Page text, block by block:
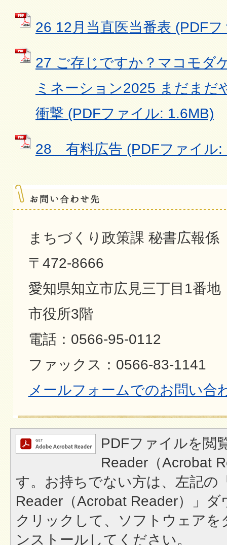
26 12月当直医当番表 (PDF
27 ご存じですか？マコモダ
ミネーション2025 まだまだ
衝撃 (PDFファイル: 1.6MB)
28 有料広告 (PDFファイル:
まちづくり政策課 秘書広報係
〒472-8666
愛知県知立市広見三丁目1番地
市役所3階
電話：0566-95-0112
ファックス：0566-83-1141
メールフォームでのお問い合
PDFファイルを閲
Reader（Acrobat
す。お持ちでない方は、左記の
Reader（Acrobat Reader）」
クリックして、ソフトウェア
ンストールしてください。